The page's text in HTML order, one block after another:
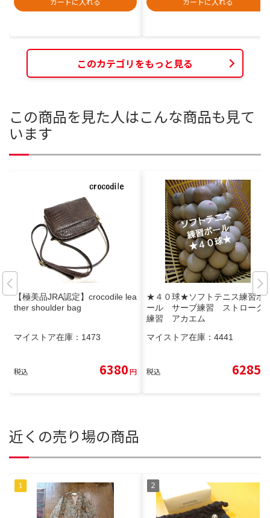
このカテゴリをもっと見る
この商品を見た人はこんな商品も見て
います
【極美品JRA認定】crocodile lea
ther shoulder bag
マイストア在庫： 1473
税込 6380円
★４０球★ソフトテニス練習ボ
ール サーブ練習 ストローク
練習 アカエム
マイストア在庫： 4441
税込 6285
近くの売り場の商品